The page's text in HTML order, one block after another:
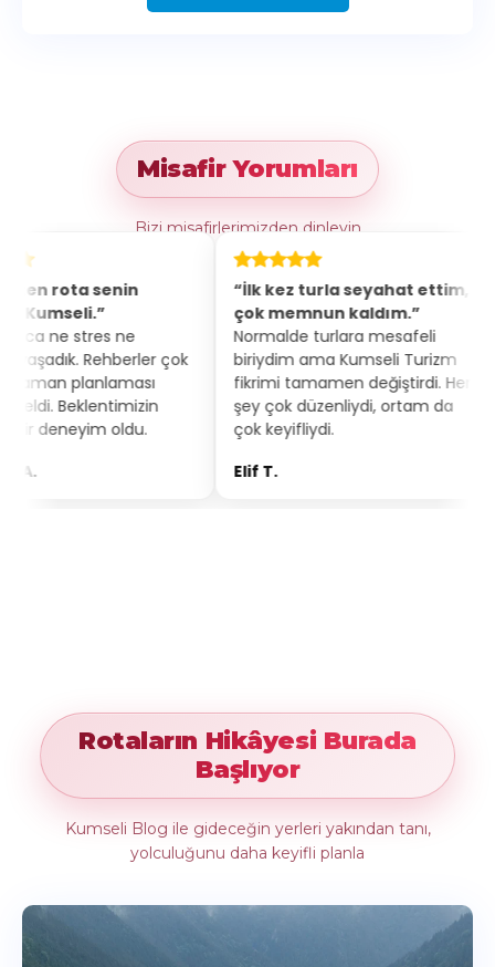
Misafir Yorumları
Bizi misafirlerimizden dinleyin
çok
“İlk kez turla seyahat ettim,
çok memnun kaldım.”
Normalde turlara mesafeli
biriydim ama Kumseli Turizm
fikrimi tamamen değiştirdi. Her
şey çok düzenliydi, ortam da
çok keyifliydi.
“Hem
konforlu
Ulaşım,
özenle
misafir gibi
rotayı
Rotaların Hikâyesi Burada
Başlıyor
Kumseli Blog ile gideceğin yerleri yakından tanı,
yolculuğunu daha keyifli planla